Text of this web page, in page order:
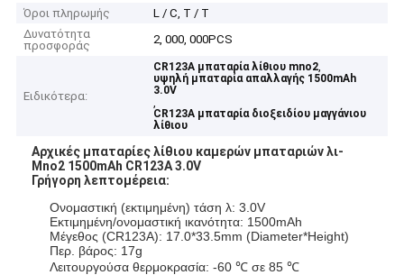
Όροι πληρωμής
L / C, T / T
Δυνατότητα
προσφοράς
2, 000, 000PCS
Ειδικότερα:
CR123A μπαταρία λίθιου mno2,
υψηλή μπαταρία απαλλαγής 1500mAh
3.0V
,
CR123A μπαταρία διοξειδίου μαγγάνιου
λίθιου
Αρχικές μπαταρίες λίθιου καμερών μπαταριών λι-
Mno2 1500mAh CR123A 3.0V
Γρήγορη λεπτομέρεια:
Ονομαστική (εκτιμημένη) τάση λ: 3.0V
Εκτιμημένη/ονομαστική ικανότητα: 1500mAh
Μέγεθος (CR123A): 17.0*33.5mm (Diameter*Height)
Περ. βάρος: 17g
Λειτουργούσα θερμοκρασία: -60 ℃ σε 85 ℃